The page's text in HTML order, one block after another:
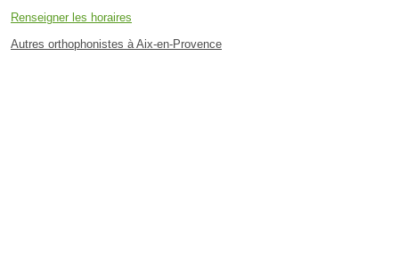
Renseigner les horaires
Autres orthophonistes à Aix-en-Provence